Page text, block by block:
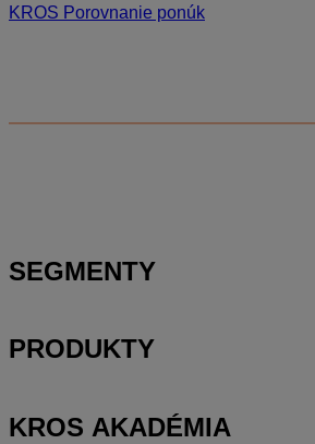
KROS Porovnanie ponúk
Editácia položky v paneli podrobností a
SEGMENTY
PRODUKTY
KROS AKADÉMIA